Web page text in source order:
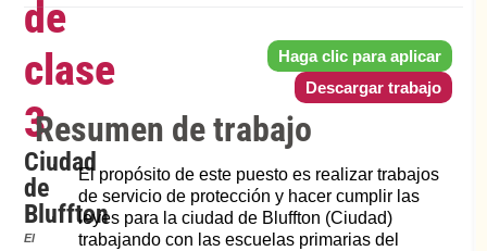
de
clase
3
Ciudad
de
Bluffton
El
Haga clic para aplicar
Descargar trabajo
Resumen de trabajo
El propósito de este puesto es realizar trabajos
de servicio de protección y hacer cumplir las
leyes para la ciudad de Bluffton (Ciudad)
trabajando con las escuelas primarias del